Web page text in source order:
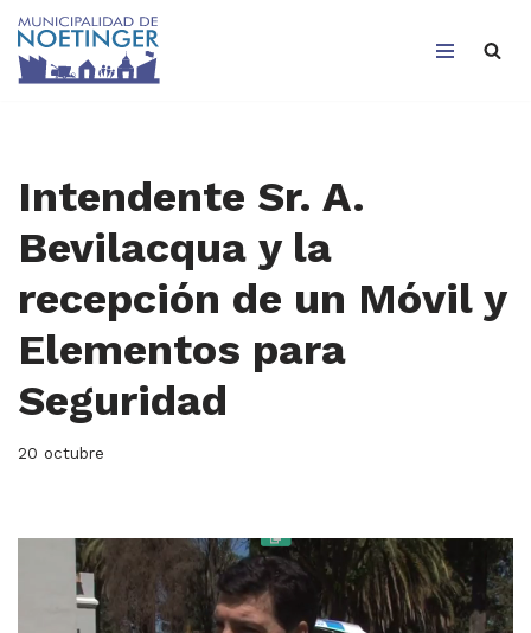
Saltar
Intendente Sr. A.
Bevilacqua y la
recepción de un Móvil y
Elementos para
Seguridad
20 octubre